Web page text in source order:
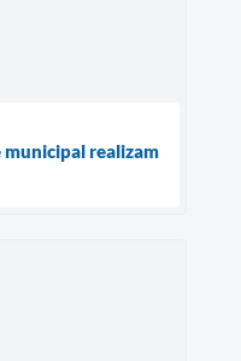
municipal realizam